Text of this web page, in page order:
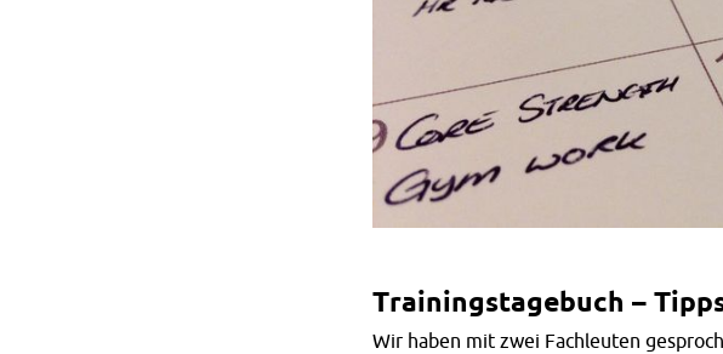
Trainingstagebuch –
Wir haben mit zwei Fachleuten